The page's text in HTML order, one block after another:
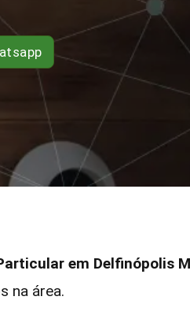
em Delfinópolis
na área.